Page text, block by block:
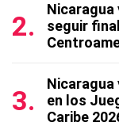
Nicaragua
seguir
Nicaragua
en los
Caribe